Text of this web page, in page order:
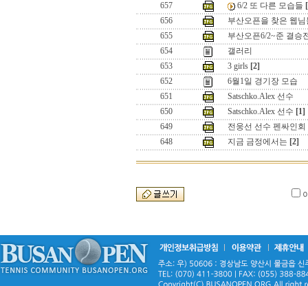
657
6/2 또 다른 모습들
656
부산오픈을 찾은 웹
655
부산오픈6/2~준 결승
654
갤러리
653
3 girls [2]
652
6월1일 경기장 모습
651
Satschko.Alex 선수
650
Satschko.Alex 선수 [1]
649
전웅선 선수 펜싸인회
648
지금 금정에서는 [2]